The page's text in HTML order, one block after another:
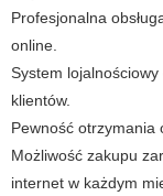
Profesjonalna
online.
System
klientów.
Pewność otrzymania
Możliwość zakupu
internet w każdym